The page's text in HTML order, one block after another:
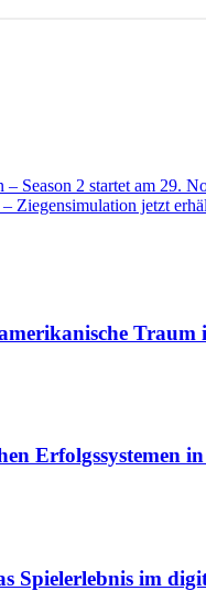
Season 2 startet am 29.
Ziegensimulation jetzt
Traum
Erfolgssystemen
Spielerlebnis im